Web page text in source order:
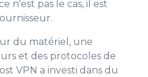
n'est pas le cas, il est
du matériel, une
et des protocoles de
VPN a investi dans du